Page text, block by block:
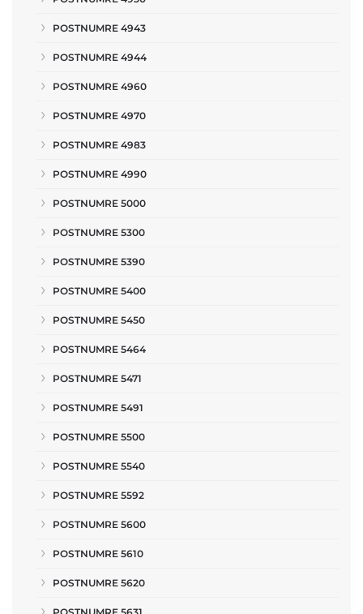
POSTNUMRE 4943
POSTNUMRE 4944
POSTNUMRE 4960
POSTNUMRE 4970
POSTNUMRE 4983
POSTNUMRE 4990
POSTNUMRE 5000
POSTNUMRE 5300
POSTNUMRE 5390
POSTNUMRE 5400
POSTNUMRE 5450
POSTNUMRE 5464
POSTNUMRE 5471
POSTNUMRE 5491
POSTNUMRE 5500
POSTNUMRE 5540
POSTNUMRE 5592
POSTNUMRE 5600
POSTNUMRE 5610
POSTNUMRE 5620